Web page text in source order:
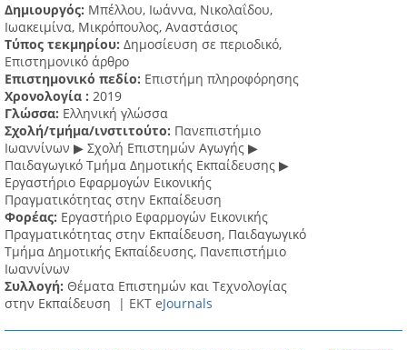
Δημιουργός: Μπέλλου, Ιωάννα, Νικολαΐδου,
Ιωακειμίνα, Μικρόπουλος, Αναστάσιος
Τύπος τεκμηρίου: Δημοσίευση σε περιοδικό,
Επιστημονικό άρθρο
Επιστημονικό πεδίο: Επιστήμη πληροφόρησης
Χρονολογία : 2019
Γλώσσα: Ελληνική γλώσσα
Σχολή/τμήμα/ινστιτούτο: Πανεπιστήμιο
Ιωαννίνων ▶ Σχολή Επιστημών Αγωγής ▶
Παιδαγωγικό Τμήμα Δημοτικής Εκπαίδευσης ▶
Eργαστήριο Εφαρμογών Eικονικής
Πραγματικότητας στην Εκπαίδευση
Φορέας: Εργαστήριο Εφαρμογών Εικονικής
Πραγματικότητας στην Εκπαίδευση, Παιδαγωγικό
Τμήμα Δημοτικής Εκπαίδευσης, Πανεπιστήμιο
Ιωαννίνων
Συλλογή: Θέματα Επιστημών και Τεχνολογίας
στην Εκπαίδευση | ΕΚΤ eJournals